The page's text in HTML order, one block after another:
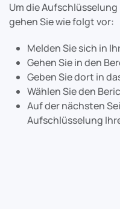
Um die
gehen Sie wie folgt vor:
Melden Sie sich in
Gehen Sie in den
Geben Sie dort in
Wählen Sie den
Auf der nächsten
Aufschlüsselung